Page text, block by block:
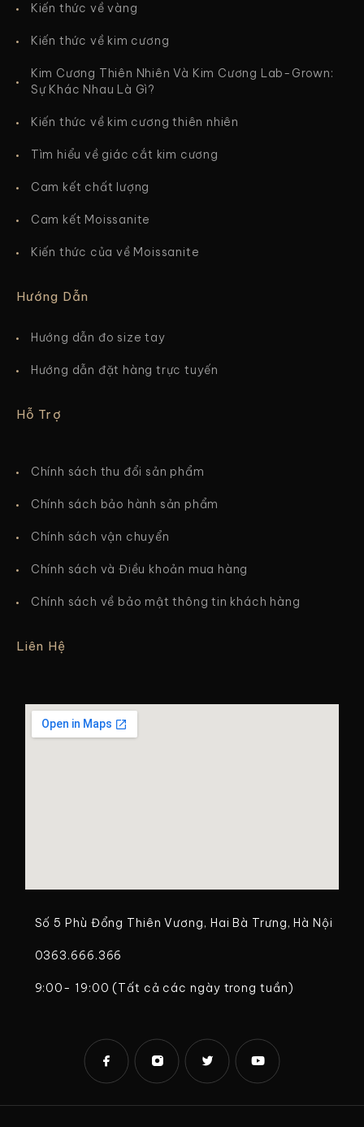
Kiến thức về vàng
Kiến thức về kim cương
Kim Cương Thiên Nhiên Và Kim Cương Lab-Grown:
Sự Khác Nhau Là Gì?
Kiến thức về kim cương thiên nhiên
Tìm hiểu về giác cắt kim cương
Cam kết chất lượng
Cam kết Moissanite
Kiến thức của về Moissanite
Hướng Dẫn
Hướng dẫn đo size tay
Hướng dẫn đặt hàng trực tuyến
Hỗ Trợ
Chính sách thu đổi sản phẩm
Chính sách bảo hành sản phẩm
Chính sách vận chuyển
Chính sách và Điều khoản mua hàng
Chính sách về bảo mật thông tin khách hàng
Liên Hệ
Số 5 Phù Đổng Thiên Vương, Hai Bà Trưng, Hà Nội
0363.666.366
9:00- 19:00 (Tất cả các ngày trong tuần)